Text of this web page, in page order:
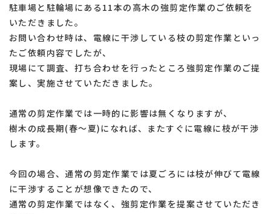
駐車場と駐輪場にある11本の高木の強剪定作業のご依頼を
いただきました。
お問い合わせ時は、電線に干渉している枝の剪定作業といっ
たご依頼内容でしたが、
現場にて調査、打ち合わせを行ったところ強剪定作業のご提
案し、実施させていただきました。
通常の剪定作業では一時的に影響は無くなりますが、
樹木の成長期(春〜夏)になれば、またすぐに電線に枝が干渉
します。
今回の場合、通常の剪定作業では夏ごろには枝が伸びて電線
に干渉することが想像できたので、
通常の剪定作業ではなく、強剪定作業を提案させていただき